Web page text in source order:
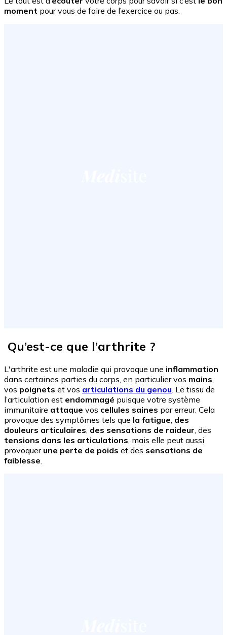
moment pour vous de faire de l’exercice ou pas.
Qu’est-ce que l’arthrite ?
L'arthrite est une maladie qui provoque une inflammation
dans certaines parties du corps, en particulier vos mains,
vos poignets et vos articulations du genou. Le tissu de
l’articulation est endommagé puisque votre système
immunitaire attaque vos cellules saines par erreur. Cela
provoque des symptômes tels que la fatigue, des
douleurs articulaires, des sensations de raideur, des
tensions dans les articulations, mais elle peut aussi
provoquer une perte de poids et des sensations de
faiblesse.